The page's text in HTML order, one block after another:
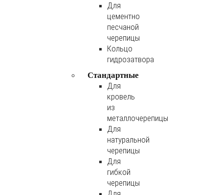
Для
цементно
песчаной
черепицы
Кольцо
гидрозатвора
Стандартные
Для
кровель
из
металлочерепицы
Для
натуральной
черепицы
Для
гибкой
черепицы